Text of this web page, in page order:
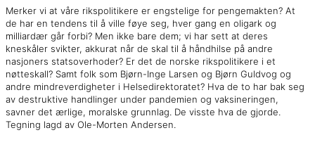
Merker vi at våre rikspolitikere er engstelige for pengemakten? At
de har en tendens til å ville føye seg, hver gang en oligark og
milliardær går forbi? Men ikke bare dem; vi har sett at deres
kneskåler svikter, akkurat når de skal til å håndhilse på andre
nasjoners statsoverhoder? Er det de norske rikspolitikere i et
nøtteskall? Samt folk som Bjørn-Inge Larsen og Bjørn Guldvog og
andre mindreverdigheter i Helsedirektoratet? Hva de to har bak seg
av destruktive handlinger under pandemien og vaksineringen,
savner det ærlige, moralske grunnlag. De visste hva de gjorde.
Tegning lagd av Ole-Morten Andersen.